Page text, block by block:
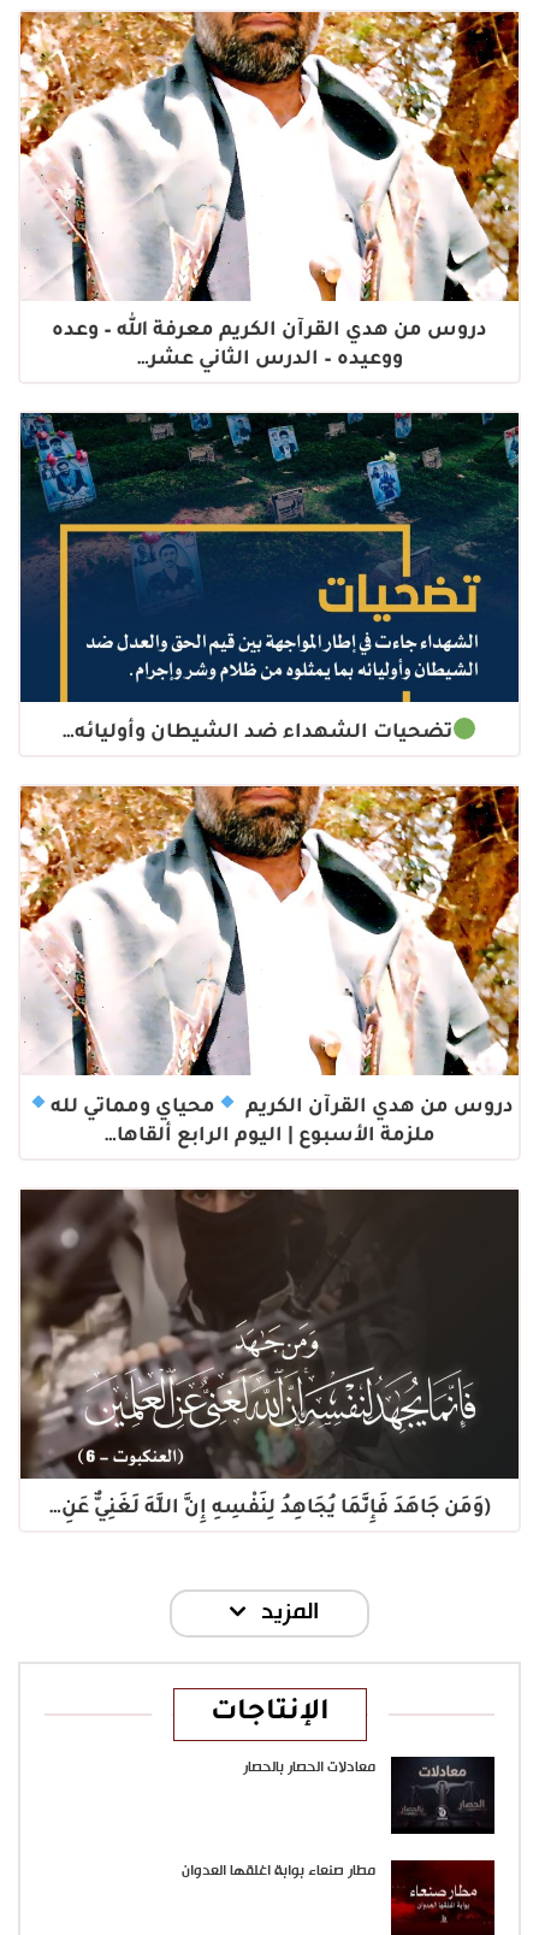
دروس من هدي القرآن الكريم معرفة الله – وعده
ووعيده – الدرس الثاني عشر…
تضحيات الشهداء ضد الشيطان وأوليائه…
دروس من هدي القرآن الكريم
محياي ومماتي لله
ملزمة الأسبوع | اليوم الرابع ألقاها…
(وَمَن جَاهَدَ فَإِنَّمَا يُجَاهِدُ لِنَفْسِهِ إِنَّ اللَّهَ لَغَنِيٌّ عَنِ…
المزيد
الإنتاجات
معادلات الحصار بالحصار
مطار صنعاء بوابة اغلقها العدوان